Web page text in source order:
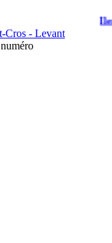
Cros - Levant